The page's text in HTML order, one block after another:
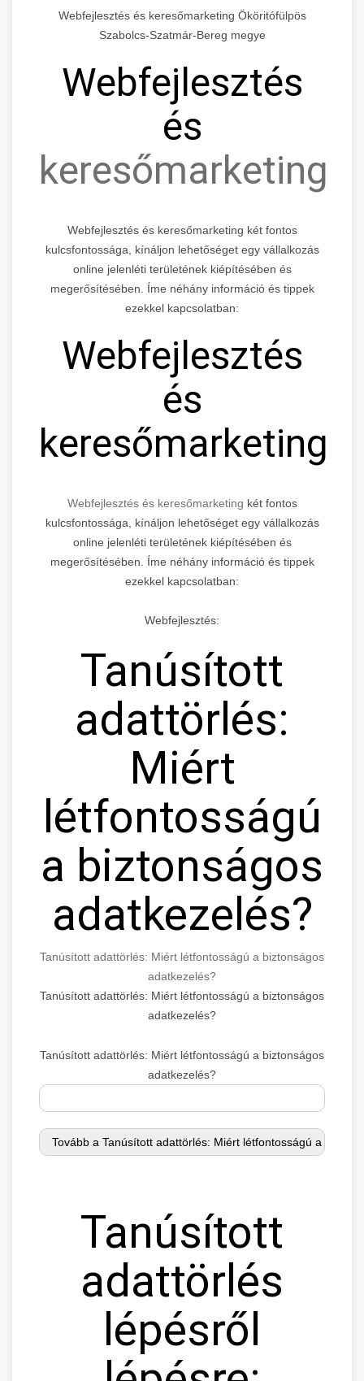
Webfejlesztés és keresőmarketing Ököritófülpös
Szabolcs-Szatmár-Bereg megye
Webfejlesztés
és
keresőmarketing
Webfejlesztés és keresőmarketing két fontos
kulcsfontossága, kínáljon lehetőséget egy vállalkozás
online jelenléti területének kiépítésében és
megerősítésében. Íme néhány információ és tippek
ezekkel kapcsolatban:
Webfejlesztés
és
keresőmarketing
Webfejlesztés és keresőmarketing két fontos
kulcsfontossága, kínáljon lehetőséget egy vállalkozás
online jelenléti területének kiépítésében és
megerősítésében. Íme néhány információ és tippek
ezekkel kapcsolatban:
Webfejlesztés:
Tanúsított
adattörlés:
Miért
létfontosságú
a biztonságos
adatkezelés?
Tanúsított adattörlés: Miért létfontosságú a biztonságos
adatkezelés?
Tanúsított adattörlés: Miért létfontosságú a biztonságos
adatkezelés?
Tanúsított adattörlés: Miért létfontosságú a biztonságos
adatkezelés?
Tanúsított
adattörlés
lépésről